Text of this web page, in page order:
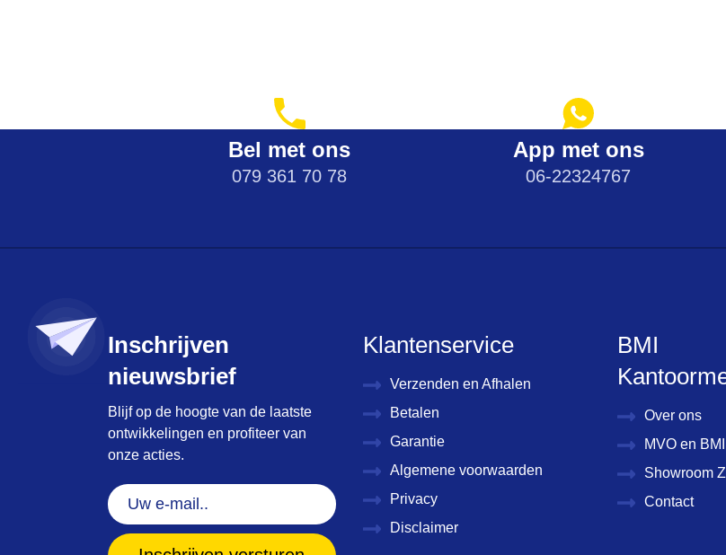
Bel met ons
079 361 70 78
App met ons
06-22324767
Inschrijven
nieuwsbrief
Blijf op de hoogte van de laatste
ontwikkelingen en profiteer van
onze acties.
Uw
e-
Klantenservice
Verzenden en Afhalen
Betalen
Garantie
Algemene voorwaarden
Privacy
Disclaimer
BMI
Over ons
MVO en BMI
Showroom
Contact